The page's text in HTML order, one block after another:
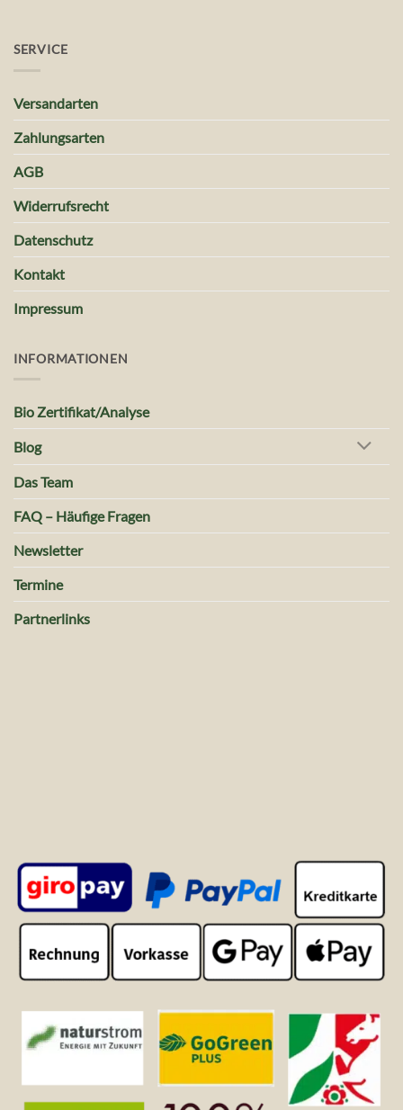
SERVICE
Versandarten
Zahlungsarten
AGB
Widerrufsrecht
Datenschutz
Kontakt
Impressum
INFORMATIONEN
Bio Zertifikat/Analyse
Blog
Das Team
FAQ – Häufige Fragen
Newsletter
Termine
Partnerlinks